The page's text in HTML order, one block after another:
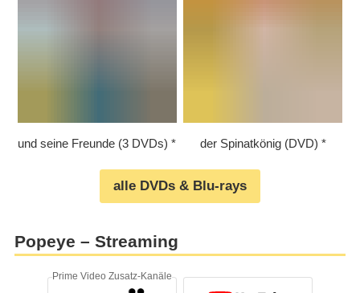
und seine Freunde (3 DVDs) der Spinatkönig (DVD)
alle DVDs & Blu-rays
Popeye – Streaming
Prime Video Zusatz-Kanäle